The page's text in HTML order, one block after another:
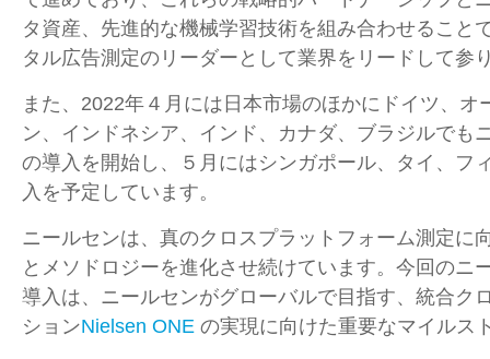
タ資産、先進的な機械学習技術を組み合わせること
タル広告測定のリーダーとして業界をリードして参
また、 2022年４月には日本市場のほかにドイツ、オ
ン、インドネシア、インド、カナダ、ブラジルでも
の導入を開始し、５月にはシンガポール、タイ、フ
入を予定しています。
ニールセンは、真のクロスプラットフォーム測定に
とメソドロジーを進化させ続けています。今回のニ
導入は、ニールセンがグローバルで目指す、統合ク
ションNielsen ONE の実現に向けた重要なマイルス